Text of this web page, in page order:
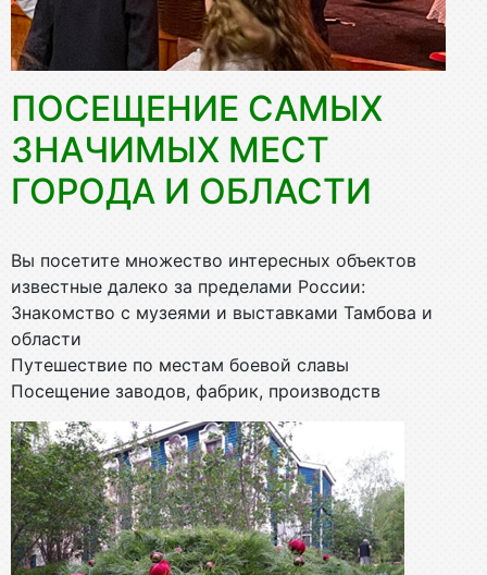
ПОСЕЩЕНИЕ САМЫХ
ЗНАЧИМЫХ МЕСТ
ГОРОДА И ОБЛАСТИ
Вы посетите множество интересных объектов
известные далеко за пределами России:
Знакомство с музеями и выставками Тамбова и
области
Путешествие по местам боевой славы
Посещение заводов, фабрик, производств